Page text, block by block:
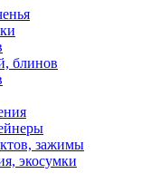
блинов
зажимы
экосумки